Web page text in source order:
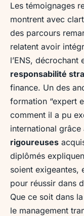
Les témoignages
montrent avec
des parcours
relatent avoir
l’ENS, décrochant
responsabilité
finance. Un des
formation “expert
comment il a pu
international grâce
rigoureuses
diplômés
soient exigeantes,
pour réussir dans
Que ce soit dans
le management